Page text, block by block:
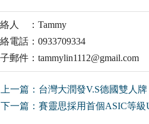
人 ：Tammy
電話：0933709334
郵件：tammylin1112@gmail.com
一篇：台灣大潤發V.S德國雙人
一篇：賽靈思採用首個ASIC等級